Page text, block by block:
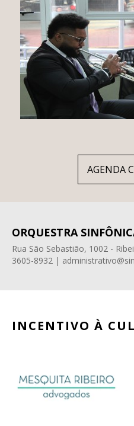
AGENDA
ORQUESTRA
Rua São Sebastião, 1002 -
3605-8932 |
INCENTIVO À